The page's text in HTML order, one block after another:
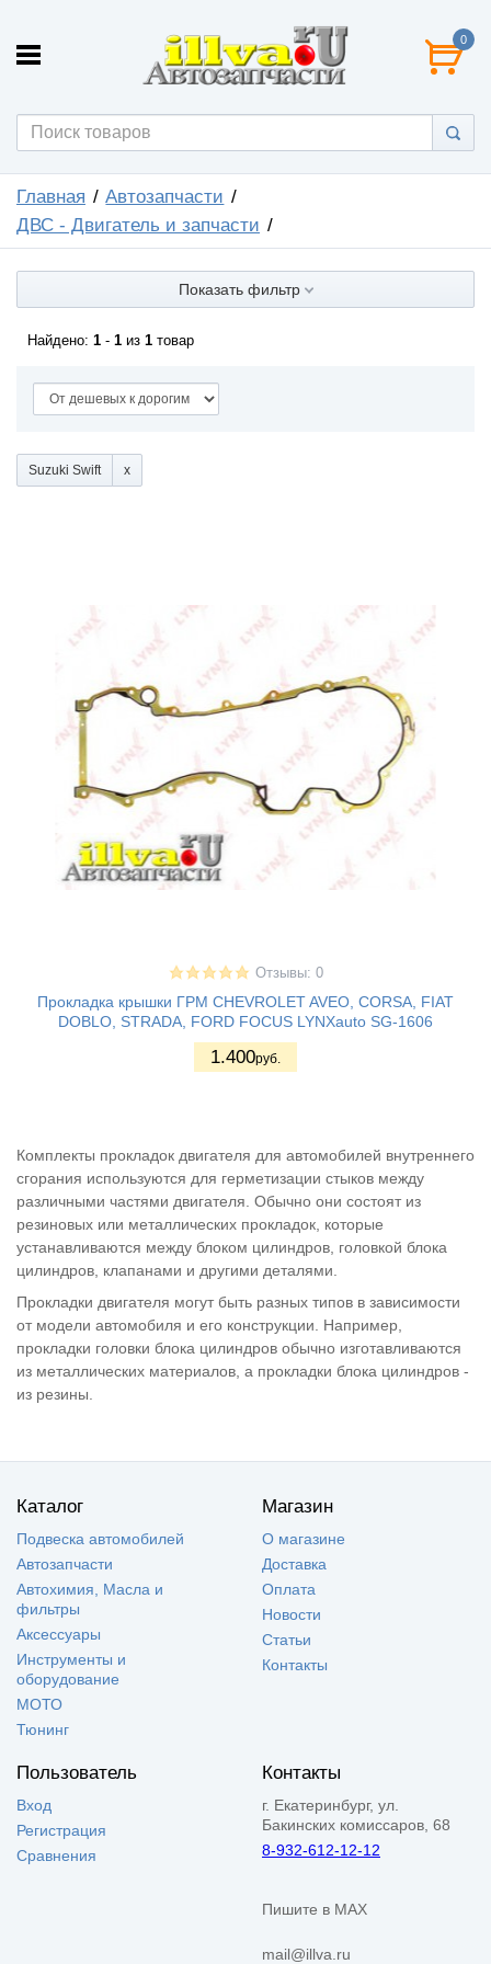
0
Главная
Автозапчасти
ДВС - Двигатель и запчасти
Показать фильтр
Найдено: 1 - 1 из 1 товар
Suzuki Swift
Отзывы: 0
Прокладка крышки ГРМ CHEVROLET AVEO, CORSA, FIAT
DOBLO, STRADA, FORD FOCUS LYNXauto SG-1606
1.400руб.
Комплекты прокладок двигателя для автомобилей внутреннего
сгорания используются для герметизации стыков между
различными частями двигателя. Обычно они состоят из
резиновых или металлических прокладок, которые
устанавливаются между блоком цилиндров, головкой блока
цилиндров, клапанами и другими деталями.
Прокладки двигателя могут быть разных типов в зависимости
от модели автомобиля и его конструкции. Например,
прокладки головки блока цилиндров обычно изготавливаются
из металлических материалов, а прокладки блока цилиндров -
из резины.
Каталог
Подвеска автомобилей
Автозапчасти
Автохимия, Масла и
фильтры
Аксессуары
Инструменты и
оборудование
МОТО
Тюнинг
Магазин
О магазине
Доставка
Оплата
Новости
Статьи
Контакты
Пользователь
Вход
Регистрация
Сравнения
Контакты
г. Екатеринбург, ул.
Бакинских комиссаров, 68
8-932-612-12-12
Пишите в MAX
mail@illva.ru